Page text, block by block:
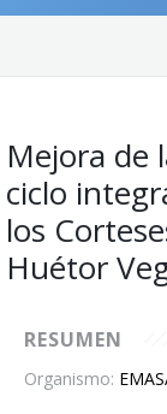
Licitaciones
Quienes somos
Preguntas
Contacto
Mejora de
ciclo
los
Huétor
RESUMEN
Organismo: